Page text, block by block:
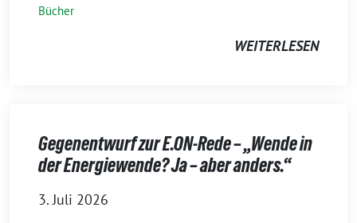
Bücher
WEITERLESEN
Gegenentwurf zur E.ON-Rede – „Wende in
der Energiewende? Ja – aber anders.“
3. Juli 2026